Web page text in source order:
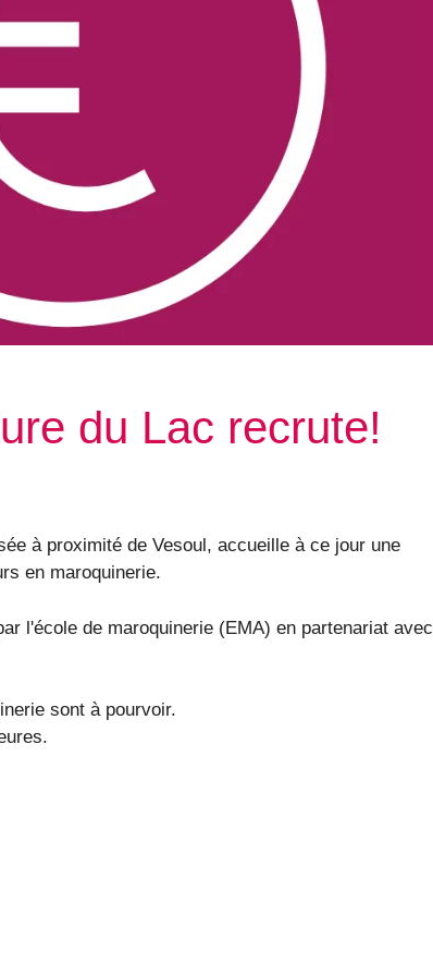
du Lac recrute!
à proximité de Vesoul, accueille à ce jour une
en maroquinerie.
l'école de maroquinerie (EMA) en partenariat avec
sont à pourvoir.